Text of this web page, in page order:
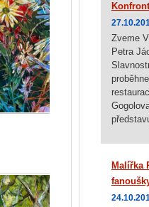
Zveme
Petra
Malířka